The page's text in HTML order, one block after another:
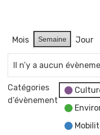
Mois Semaine Jour
Il n’y a aucun
Catégories
d’évènement